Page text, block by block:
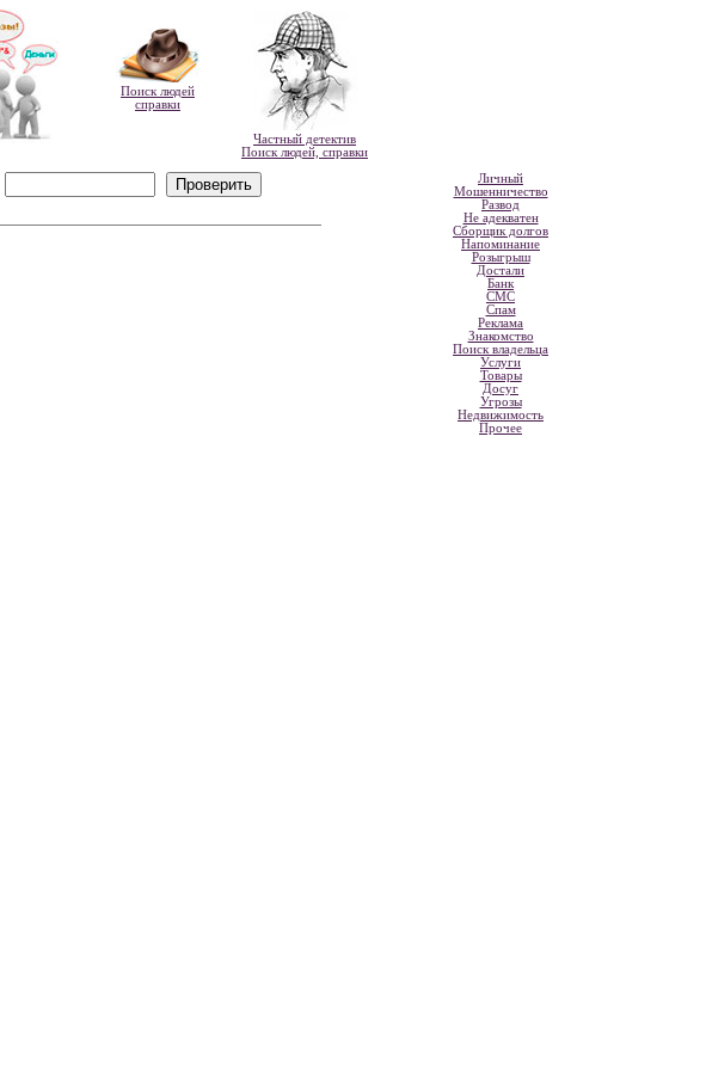
Поиск людей
справки
Частный детектив
Поиск людей, справки
Личный
Мошенничество
Развод
Не адекватен
Сборщик долгов
Напоминание
Розыгрыш
Достали
Банк
СМС
Спам
Реклама
Знакомство
Поиск владельца
Услуги
Товары
Досуг
Угрозы
Недвижимость
Прочее